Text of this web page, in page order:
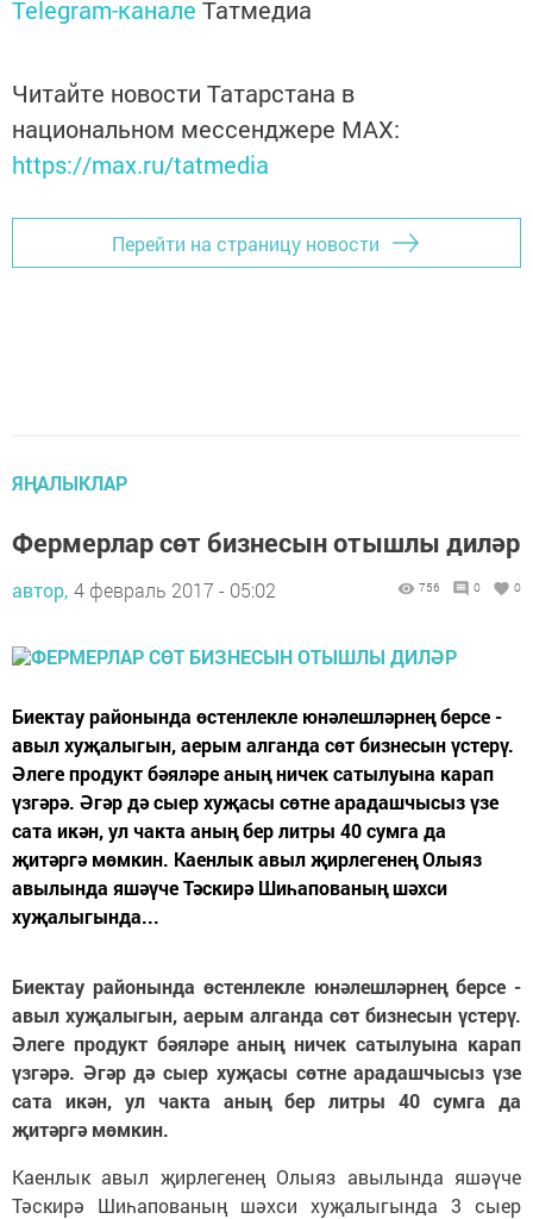
Telegram-канале Татмедиа
Читайте новости Татарстана в
национальном мессенджере MАХ:
https://max.ru/tatmedia
Перейти на страницу новости
ЯҢАЛЫКЛАР
Фермерлар сөт бизнесын отышлы диләр
автор, 4 февраль 2017 - 05:02 756 0 0
Биектау районында өстенлекле юнәлешләрнең берсе -
авыл хуҗалыгын, аерым алганда сөт бизнесын үстерү.
Әлеге продукт бәяләре аның ничек сатылуына карап
үзгәрә. Әгәр дә сыер хуҗасы сөтне арадашчысыз үзе
сата икән, ул чакта аның бер литры 40 сумга да
җитәргә мөмкин. Каенлык авыл җирлегенең Олыяз
авылында яшәүче Тәскирә Шиһапованың шәхси
хуҗалыгында...
Биектау районында өстенлекле юнәлешләрнең берсе -
авыл хуҗалыгын, аерым алганда сөт бизнесын үстерү.
Әлеге продукт бәяләре аның ничек сатылуына карап
үзгәрә. Әгәр дә сыер хуҗасы сөтне арадашчысыз үзе
сата икән, ул чакта аның бер литры 40 сумга да
җитәргә мөмкин.
Каенлык авыл җирлегенең Олыяз авылында яшәүче
Тәскирә Шиһапованың шәхси хуҗалыгында 3 сыер